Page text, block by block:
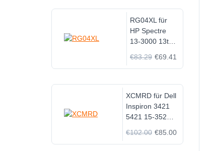
RG04XL für
HP Spectre
13-3000 13t-
€83.29 €69.41
XCMRD für Dell
Inspiron 3421
5421 15-3521
€102.00 €85.00